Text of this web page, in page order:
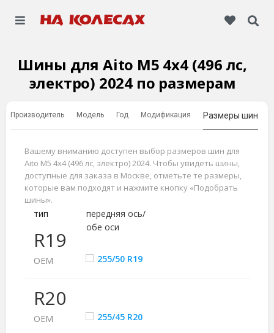
Шины для Aito M5 4x4 (496 лс,
электро) 2024 по размерам
Производитель Модель Год Модификация Размеры шин
Вашему вниманию доступен выбор размеров шин для
Aito M5 4x4 (496 лс, электро) 2024. Чтобы увидеть шины,
доступные для заказа в Москве, отметьте те размеры,
которые вам подходят и нажмите кнопку «Подобрать
шины».
R19
тип
передняя ось/
обе оси
ОЕМ 255/50 R19
R20
ОЕМ 255/45 R20